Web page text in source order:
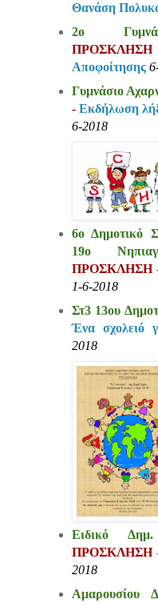
Θανάση
2ο
Αποφοίτησης
Γυμνάσιο
-Εκδήλωση
6-2018
6ο Δημοτικό
19ο
ΠΡΟΣΚΛΗΣΗ
1-6-2018
Στ3 13ου
Ένα σχολειό
2018
Ειδικό
ΠΡΟΣΚΛΗΣΗ
2018
Αμαρουσίου